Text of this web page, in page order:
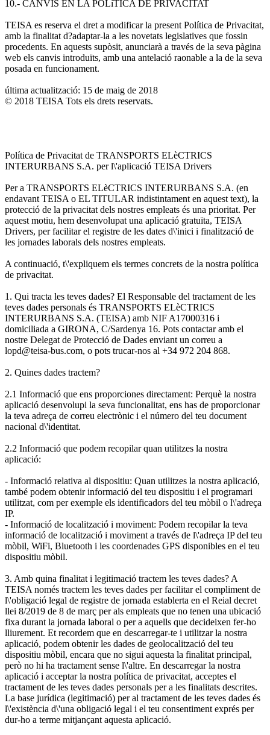
10.- CANVIS EN LA POLíTICA DE PRIVACITAT
TEISA es reserva el dret a modificar la present Política de Privacitat,
amb la finalitat d?adaptar-la a les novetats legislatives que fossin
procedents. En aquests supòsit, anunciarà a través de la seva pàgina
web els canvis introduïts, amb una antelació raonable a la de la seva
posada en funcionament.
última actualització: 15 de maig de 2018
© 2018 TEISA Tots els drets reservats.
Política de Privacitat de TRANSPORTS ELèCTRICS
INTERURBANS S.A. per l\'aplicació TEISA Drivers
Per a TRANSPORTS ELèCTRICS INTERURBANS S.A. (en
endavant TEISA o EL TITULAR indistintament en aquest text), la
protecció de la privacitat dels nostres empleats és una prioritat. Per
aquest motiu, hem desenvolupat una aplicació gratuïta, TEISA
Drivers, per facilitar el registre de les dates d\'inici i finalització de
les jornades laborals dels nostres empleats.
A continuació, t\'expliquem els termes concrets de la nostra política
de privacitat.
1. Qui tracta les teves dades? El Responsable del tractament de les
teves dades personals és TRANSPORTS ELèCTRICS
INTERURBANS S.A. (TEISA) amb NIF A17000316 i
domiciliada a GIRONA, C/Sardenya 16. Pots contactar amb el
nostre Delegat de Protecció de Dades enviant un correu a
lopd@teisa-bus.com, o pots trucar-nos al +34 972 204 868.
2. Quines dades tractem?
2.1 Informació que ens proporciones directament: Perquè la nostra
aplicació desenvolupi la seva funcionalitat, ens has de proporcionar
la teva adreça de correu electrònic i el número del teu document
nacional d\'identitat.
2.2 Informació que podem recopilar quan utilitzes la nostra
aplicació:
- Informació relativa al dispositiu: Quan utilitzes la nostra aplicació,
també podem obtenir informació del teu dispositiu i el programari
utilitzat, com per exemple els identificadors del teu mòbil o l\'adreça
IP.
- Informació de localització i moviment: Podem recopilar la teva
informació de localització i moviment a través de l\'adreça IP del teu
mòbil, WiFi, Bluetooth i les coordenades GPS disponibles en el teu
dispositiu mòbil.
3. Amb quina finalitat i legitimació tractem les teves dades? A
TEISA només tractem les teves dades per facilitar el compliment de
l\'obligació legal de registre de jornada establerta en el Reial decret
llei 8/2019 de 8 de març per als empleats que no tenen una ubicació
fixa durant la jornada laboral o per a aquells que decideixen fer-ho
lliurement. Et recordem que en descarregar-te i utilitzar la nostra
aplicació, podem obtenir les dades de geolocalització del teu
dispositiu mòbil, encara que no sigui aquesta la finalitat principal,
però no hi ha tractament sense l\'altre. En descarregar la nostra
aplicació i acceptar la nostra política de privacitat, acceptes el
tractament de les teves dades personals per a les finalitats descrites.
La base jurídica (legitimació) per al tractament de les teves dades és
l\'existència d\'una obligació legal i el teu consentiment exprés per
dur-ho a terme mitjançant aquesta aplicació.